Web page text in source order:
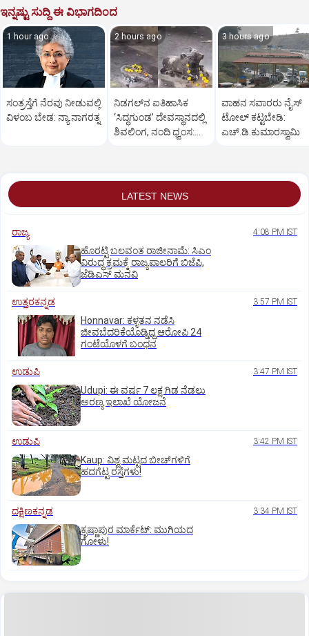
ಇನ್ನಷ್ಟು ಸುದ್ದಿ ಈ ವಿಭಾಗದಿಂದ
1 hour ago
ಸಂತ್ರಸ್ತೆಗೆ ನೆರವು ನೀಡುವಲ್ಲಿ
ವಿಳಂಬ ಬೇಡ: ನ್ಯಾ.ನಾಗರತ್ನ
2 hours ago
ನಿಡಗಲ್‌ನ ಐತಿಹಾಸಿಕ
‘ಸಿದ್ಧಗುಂಡ’ ದೇವಸ್ಥಾನದಲ್ಲಿ
ಶಿವಲಿಂಗ, ನಂದಿ ಧ್ವಂಸ:
3 hours ago
ವಾಹನ ಸವಾರರು ನೈಸ್‌
ಟೋಲ್‌ ಕಟ್ಟಬೇಡಿ:
ಎಚ್‌.ಡಿ.ಕುಮಾರಸ್ವಾಮಿ
LATEST NEWS
ರಾಜ್ಯ 4:08 PM IST
ಹೊರಟ್ಟಿ ಬಲವಂತ ರಾಜೀನಾಮೆ: ಸಿಎಂ
ವಿರುದ್ಧ ಕ್ರಮಕ್ಕೆ ರಾಜ್ಯಪಾಲರಿಗೆ ಬಿಜೆಪಿ,
ಜೆಡಿಎಸ್ ಮನವಿ
ಉತ್ತರಕನ್ನಡ 3:57 PM IST
Honnavar: ಕಳ್ಳತನ ನಡೆಸಿ
ಜೀವಬೆದರಿಕೆಯೊಡ್ಡಿದ್ದ ಆರೋಪಿ 24
ಗಂಟೆಯೊಳಗೆ ಬಂಧನ
ಉಡುಪಿ 3:47 PM IST
Udupi: ಈ ವರ್ಷ 7 ಲಕ್ಷ ಗಿಡ ನೆಡಲು
ಅರಣ್ಯ ಇಲಾಖೆ ಯೋಜನೆ
ಉಡುಪಿ 3:42 PM IST
Kaup: ವಿಶ್ವ ಮಟ್ಟದ ಬೀಚ್‌ಗಳಿಗೆ
ಹದಗೆಟ್ಟ ರಸ್ತೆಗಳು!
ದಕ್ಷಿಣಕನ್ನಡ 3:34 PM IST
ಕೃಷ್ಣಾಪುರ ಮಾರ್ಕೆಟ್‌: ಮುಗಿಯದ
ಗೋಳು!